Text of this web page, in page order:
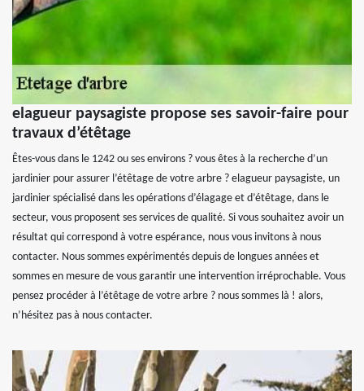
elagueur paysagiste propose ses savoir-faire pour
travaux d’étêtage
Êtes-vous dans le 1242 ou ses environs ? vous êtes à la recherche d’un
jardinier pour assurer l’étêtage de votre arbre ? elagueur paysagiste, un
jardinier spécialisé dans les opérations d’élagage et d’étêtage, dans le
secteur, vous proposent ses services de qualité. Si vous souhaitez avoir un
résultat qui correspond à votre espérance, nous vous invitons à nous
contacter. Nous sommes expérimentés depuis de longues années et
sommes en mesure de vous garantir une intervention irréprochable. Vous
pensez procéder à l’étêtage de votre arbre ? nous sommes là ! alors,
n’hésitez pas à nous contacter.